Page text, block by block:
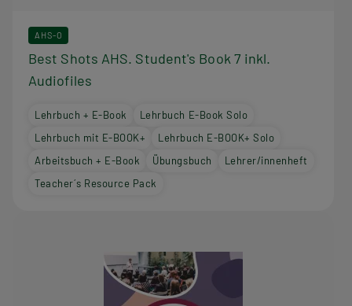
AHS-O
Best Shots AHS. Student's Book 7 inkl.
Audiofiles
Lehrbuch + E-Book
Lehrbuch E-Book Solo
Lehrbuch mit E-BOOK+
Lehrbuch E-BOOK+ Solo
Arbeitsbuch + E-Book
Übungsbuch
Lehrer/innenheft
Teacher´s Resource Pack